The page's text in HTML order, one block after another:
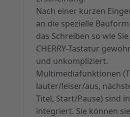
Nach einer kurzen
an die spezielle
das Schreiben so wie
CHERRY-Tastatur
und unkompliziert.
Multimediafunktionen
lauter/leiser/aus,
Titel, Start/Pause) sind
integriert. Sie können